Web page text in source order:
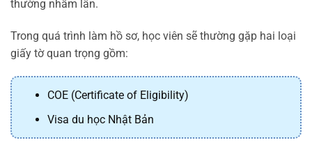
thường nhầm lẫn.
Trong quá trình làm hồ sơ, học viên sẽ thường gặp hai loại
giấy tờ quan trọng gồm:
COE (Certificate of Eligibility)
Visa du học Nhật Bản